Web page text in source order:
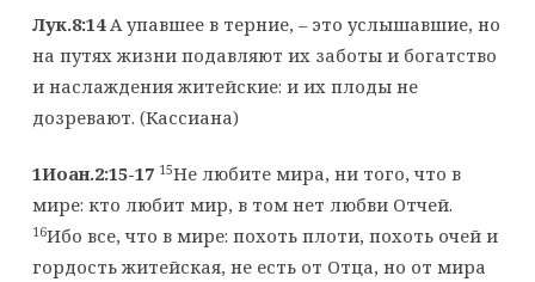
Лук.8:14A упавшее в терние, – это услышавшие, но
на путях жизни подавляют их заботы и богатство
и наслаждения житейские: и их плоды не
дозревают. (Кассиана)
1Иоан.2:15-17 15Не любите мира, ни того, что в
мире: кто любит мир, в том нет любви Отчей.
16Ибо все, что в мире: похоть плоти, похоть очей и
гордость житейская, не есть от Отца, но от мира